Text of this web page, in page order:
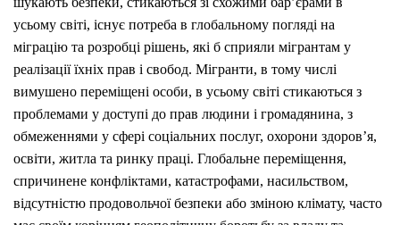
усьому світі, існує потреба в глобальному погляді на
міграцію та розробці рішень, які б сприяли мігрантам у
реалізації їхніх прав і свобод. Мігранти, в тому числі
вимушено переміщені особи, в усьому світі стикаються з
проблемами у доступі до прав людини і громадянина, з
обмеженнями у сфері соціальних послуг, охорони здоров’я,
освіти, житла та ринку праці. Глобальне переміщення,
спричинене конфліктами, катастрофами, насильством,
відсутністю продовольчої безпеки або зміною клімату, часто